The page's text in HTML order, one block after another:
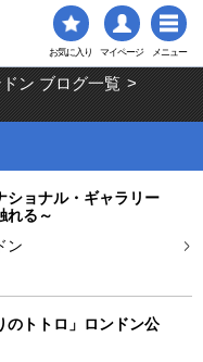
お気に入り マイページ メニュー
ン ブログ一覧 >
ショナル・ギャラリー
れる～
ン
のトトロ」ロンドン公